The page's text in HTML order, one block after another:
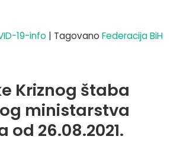
19-info | Tagovano Federacija BiH
Kriznog štaba
ministarstva
od 26.08.2021.